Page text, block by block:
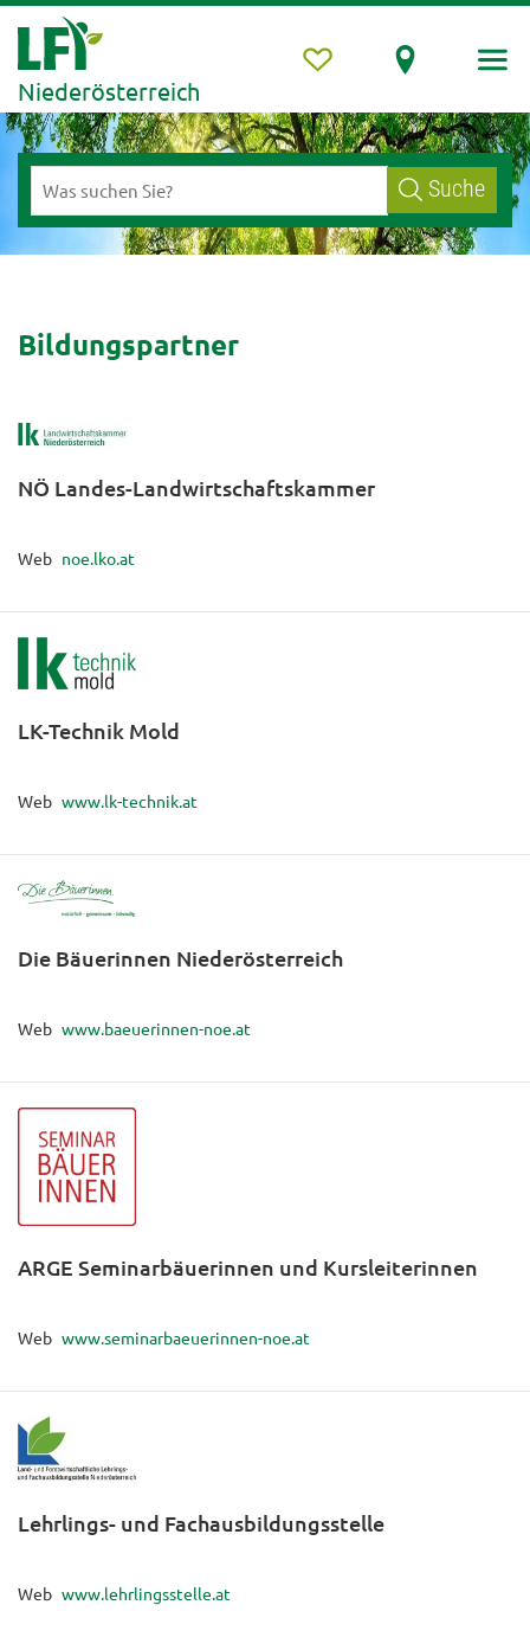
Niederösterreich
Suche
Bildungspartner
NÖ Landes-Landwirtschaftskammer
Web noe.lko.at
LK-Technik Mold
Web www.lk-technik.at
Die Bäuerinnen Niederösterreich
Web www.baeuerinnen-noe.at
ARGE Seminarbäuerinnen und Kursleiterinnen
Web www.seminarbaeuerinnen-noe.at
Lehrlings- und Fachausbildungsstelle
Web www.lehrlingsstelle.at